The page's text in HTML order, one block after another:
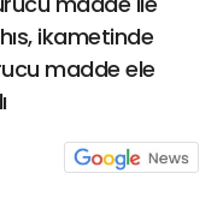
ikametinde
madde ele